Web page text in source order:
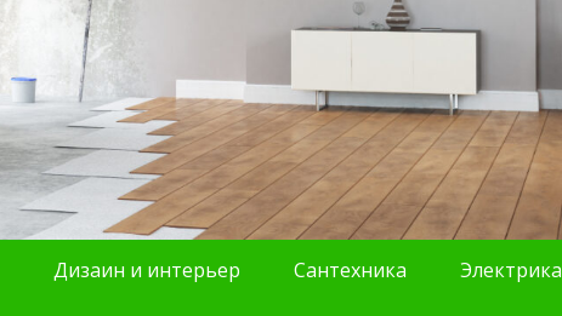
Дизаин и интерьер Сантехника Электрика